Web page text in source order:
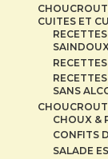
CUITES ET
SANS
CHOUX &
CONFITS
SALADE